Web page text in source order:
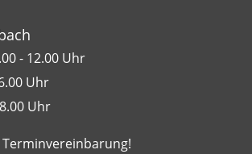
- 12.00 Uhr
Uhr
Uhr